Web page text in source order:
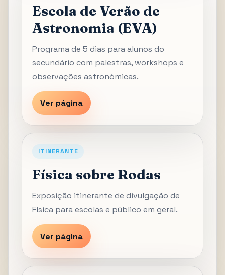
Escola de Verão de
Astronomia (EVA)
Programa de 5 dias para alunos do
secundário com palestras, workshops e
observações astronómicas.
Ver página
ITINERANTE
Física sobre Rodas
Exposição itinerante de divulgação de
Física para escolas e público em geral.
Ver página